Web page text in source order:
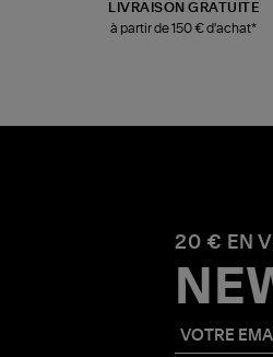
LIVRAISON GRATUITE
à partir de 150 € d'achat*
20 € EN